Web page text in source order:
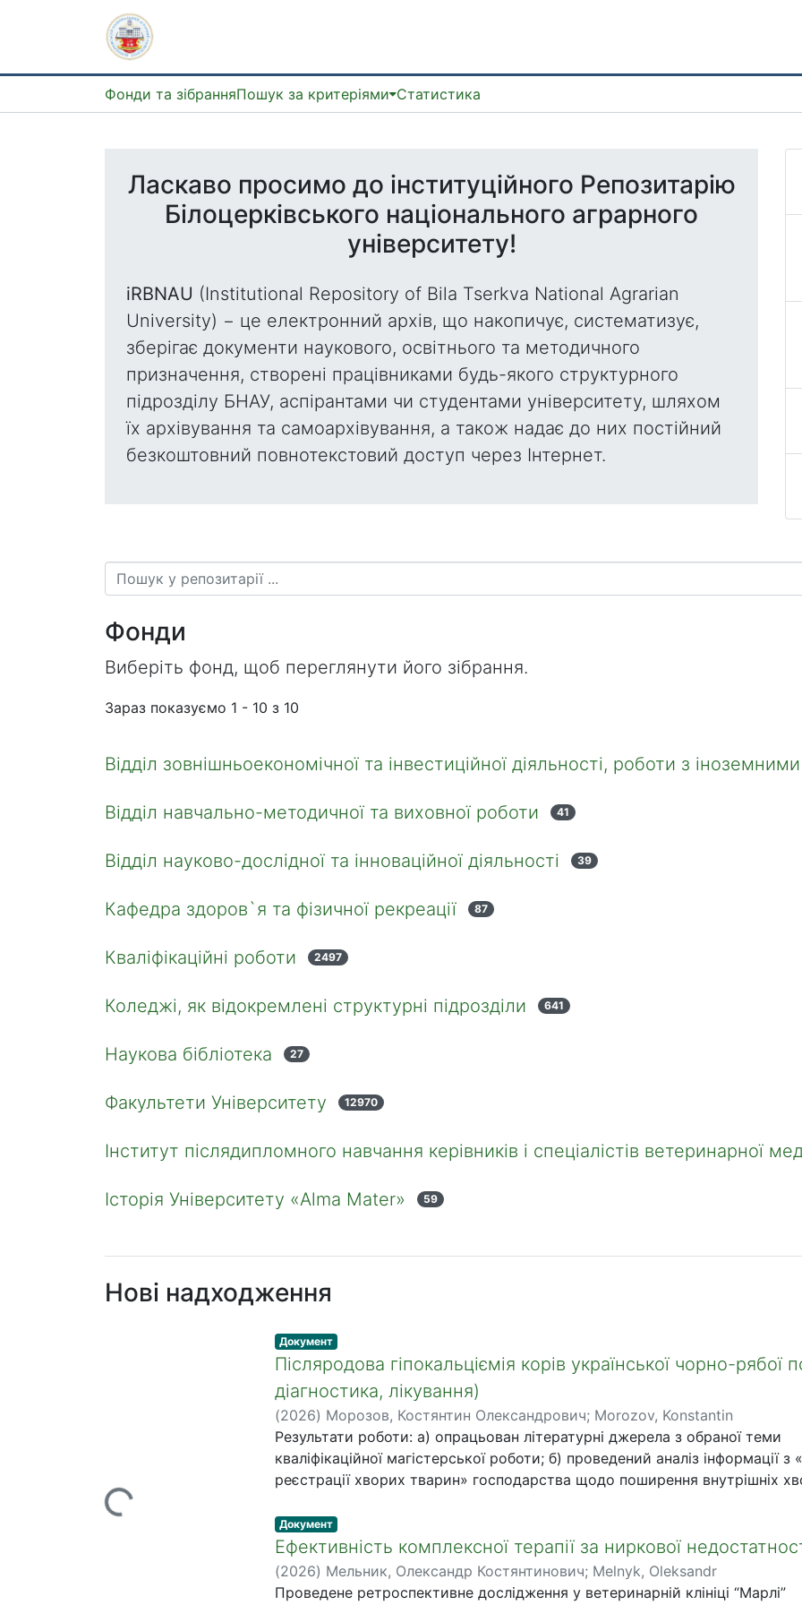
Фонди та зібранняПошук за критеріями Статистика
Ласкаво просимо до інституційного Репозитарію
Білоцерківського національного аграрного
університету!
iRBNAU (Institutional Repository of Bila Tserkva National Agrarian
University) − це електронний архів, що накопичує, систематизує,
зберігає документи наукового, освітнього та методичного
призначення, створені працівниками будь-якого структурного
підрозділу БНАУ, аспірантами чи студентами університету, шляхом
їх архівування та самоархівування, а також надає до них постійний
безкоштовний повнотекстовий доступ через Інтернет.
Фонди
Виберіть фонд, щоб переглянути його зібрання.
Зараз показуємо 1 - 10 з 10
Відділ зовнішньоекономічної та інвестиційної діяльності, роботи з
Відділ навчально-методичної та виховної роботи 41
Відділ науково-дослідної та інноваційної діяльності 39
Кафедра здоров`я та фізичної рекреації 87
Кваліфікаційні роботи 2497
Коледжі, як відокремлені структурні підрозділи 641
Наукова бібліотека 27
Факультети Університету 12970
Інститут післядипломного навчання керівників і спеціалістів ветеринарної
Історія Університету «Alma Mater» 59
Нові надходження
Вантажиться...
Тип матеріалу:
Документ,
Післяродова гіпокальціємія корів української чорно-
діагностика, лікування)
(2026) Морозов, Костянтин Олександрович; Morozov, Konstantin
Результати роботи: а) опрацьован літературні джерела з обраної теми
кваліфікаційної магістерської роботи; б) проведений аналіз інформації
реєстрації хворих тварин» господарства щодо поширення внутрішніх
породи; в) проведений аналіз системи утримання та годівлі корів і
господарства; г) вивчений клініко-гематологічний статус корів і нетелей
української чорно-рябої породи та проаналізовані отримані результати
гематологічних досліджень; д) проведений аналіз ефективності лікування
Тип матеріалу:
Документ,
Ефективність комплексної терапії за ниркової
(2026) Мельник, Олександр Костянтинович; Melnyk, Oleksandr
Проведене ретроспективне дослідження у ветеринарній клініці “Марлі”